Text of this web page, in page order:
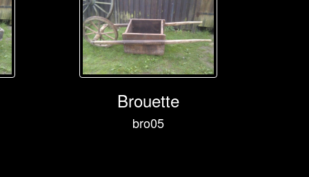
Brouette
bro05